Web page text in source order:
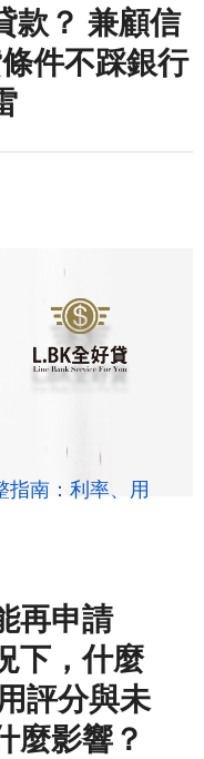
款？ 兼顧信
件不踩銀行
指南：利率、用
再申請
下，什麼
評分與未
麼影響？